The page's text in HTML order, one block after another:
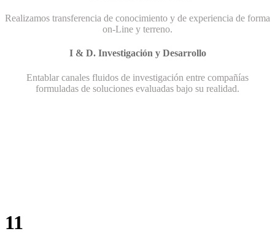
Realizamos transferencia de conocimiento y de experiencia de forma
on-Line y terreno.
I & D. Investigación y Desarrollo
Entablar canales fluidos de investigación entre compañías
formuladas de soluciones evaluadas bajo su realidad.
11